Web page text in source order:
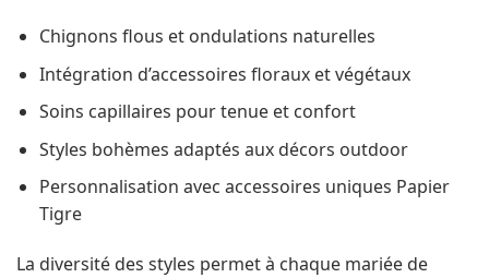
Chignons flous et ondulations naturelles
Intégration d’accessoires floraux et végétaux
Soins capillaires pour tenue et confort
Styles bohèmes adaptés aux décors outdoor
Personnalisation avec accessoires uniques Papier
Tigre
La diversité des styles permet à chaque mariée de